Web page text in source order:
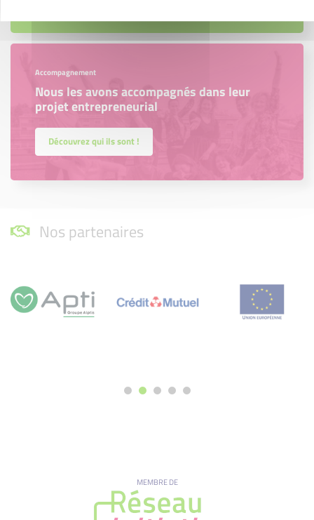
Accompagnement
Nous les avons accompagnés dans leur
projet entrepreneurial
Découvrez qui ils sont !
Nos partenaires
MEMBRE DE